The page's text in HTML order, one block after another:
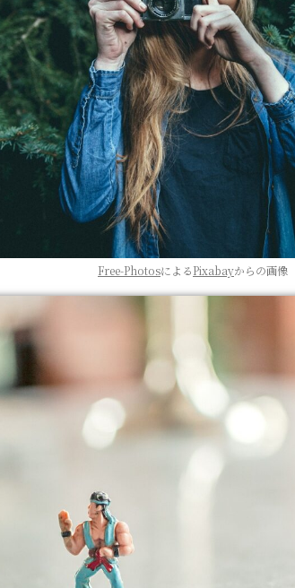
Free-PhotosによるPixabayからの画像